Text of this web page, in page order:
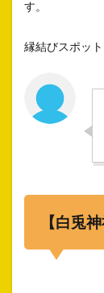
す。
縁結びスポッ
【白兎